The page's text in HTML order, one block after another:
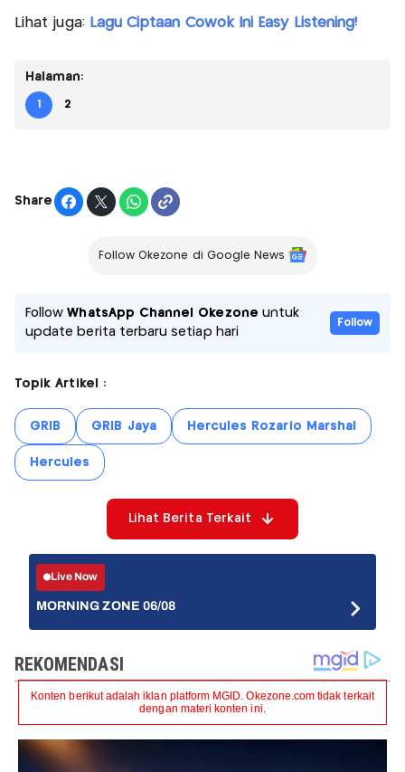
Lihat juga: Lagu Ciptaan Cowok Ini Easy Listening!
Halaman:
1 2
Share
Follow Okezone di Google News
FollowWhatsApp Channel Okezone untuk
update berita terbaru setiap hari
Follow
Topik Artikel :
GRIB GRIB Jaya Hercules Rozario Marshal
Hercules
Lihat Berita Terkait
Live Now
MORNING ZONE 06/08